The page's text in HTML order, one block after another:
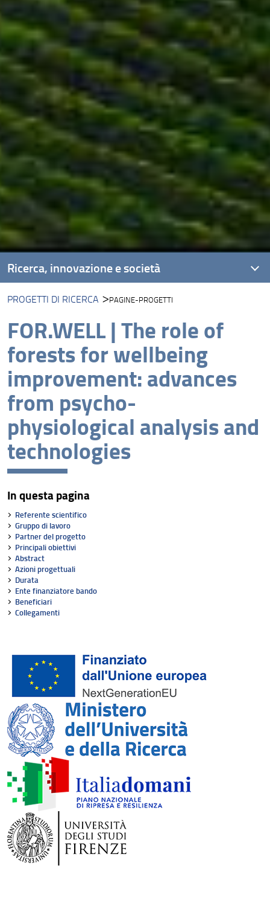
PROGETTI DI RICERCA PAGINE-PROGETTI
FOR.WELL | The role of
forests for wellbeing
improvement: advances
from psycho-
physiological analysis and
technologies
In questa pagina
Referente scientifico
Gruppo di lavoro
Partner del progetto
Principali obiettivi
Abstract
Azioni progettuali
Durata
Ente finanziatore bando
Beneficiari
Collegamenti
Ricerca, innovazione e società
Unità di Ricerca
Progetti di ricerca
Risultati e impatto
Centri
Collabora con noi
Raccolte museali e collezioni